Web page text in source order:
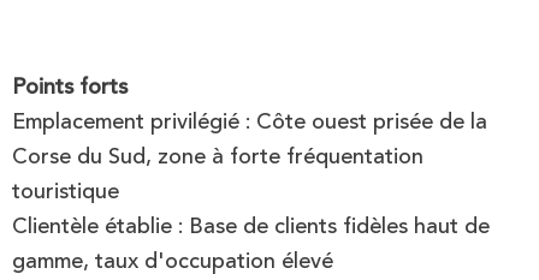
Points forts
Emplacement privilégié : Côte ouest prisée de la
Corse du Sud, zone à forte fréquentation
touristique
Clientèle établie : Base de clients fidèles haut de
gamme, taux d'occupation élevé